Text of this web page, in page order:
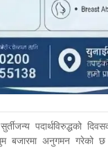
पदार्थविरुद्धको
बजारमा अनुगमन गरेको